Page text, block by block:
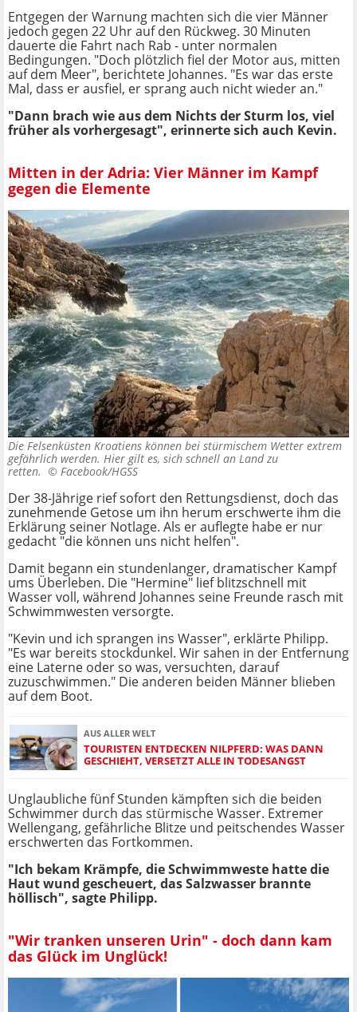
Entgegen der Warnung machten sich die vier Männer
jedoch gegen 22 Uhr auf den Rückweg. 30 Minuten
dauerte die Fahrt nach Rab - unter normalen
Bedingungen. "Doch plötzlich fiel der Motor aus, mitten
auf dem Meer", berichtete Johannes. "Es war das erste
Mal, dass er ausfiel, er sprang auch nicht wieder an."
"Dann brach wie aus dem Nichts der Sturm los, viel
früher als vorhergesagt", erinnerte sich auch Kevin.
Mitten in der Adria: Vier Männer im Kampf
gegen die Elemente
Die Felsenküsten Kroatiens können bei stürmischem Wetter extrem
gefährlich werden. Hier gilt es, sich schnell an Land zu
retten. © Facebook/HGSS
Der 38-Jährige rief sofort den Rettungsdienst, doch das
zunehmende Getose um ihn herum erschwerte ihm die
Erklärung seiner Notlage. Als er auflegte habe er nur
gedacht "die können uns nicht helfen".
Damit begann ein stundenlanger, dramatischer Kampf
ums Überleben. Die "Hermine" lief blitzschnell mit
Wasser voll, während Johannes seine Freunde rasch mit
Schwimmwesten versorgte.
"Kevin und ich sprangen ins Wasser", erklärte Philipp.
"Es war bereits stockdunkel. Wir sahen in der Entfernung
eine Laterne oder so was, versuchten, darauf
zuzuschwimmen." Die anderen beiden Männer blieben
auf dem Boot.
AUS ALLER WELT
TOURISTEN ENTDECKEN NILPFERD: WAS DANN
GESCHIEHT, VERSETZT ALLE IN TODESANGST
Unglaubliche fünf Stunden kämpften sich die beiden
Schwimmer durch das stürmische Wasser. Extremer
Wellengang, gefährliche Blitze und peitschendes Wasser
erschwerten das Fortkommen.
"Ich bekam Krämpfe, die Schwimmweste hatte die
Haut wund gescheuert, das Salzwasser brannte
höllisch", sagte Philipp.
"Wir tranken unseren Urin" - doch dann kam
das Glück im Unglück!